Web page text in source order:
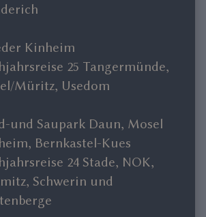
Kinheim
25 Tangermünde,
Müritz, Usedom
und Saupark Daun, Mosel
Bernkastel-Kues
24 Stade, NOK,
Schwerin und